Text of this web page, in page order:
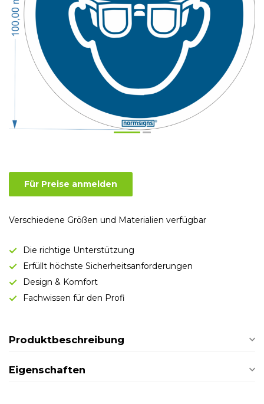
Für Preise anmelden
Verschiedene Größen und Materialien verfügbar
Die richtige Unterstützung
Erfüllt höchste Sicherheitsanforderungen
Design & Komfort
Fachwissen für den Profi
Produktbeschreibung
Eigenschaften